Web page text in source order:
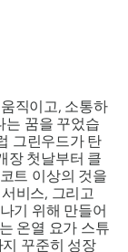
직이고, 소통하
는 꿈을 꾸었습
그린우드가 탄
장 첫날부터 클
트 이상의 것을
비스, 그리고
기 위해 만들어
온열 요가 스튜
꾸준히 성장